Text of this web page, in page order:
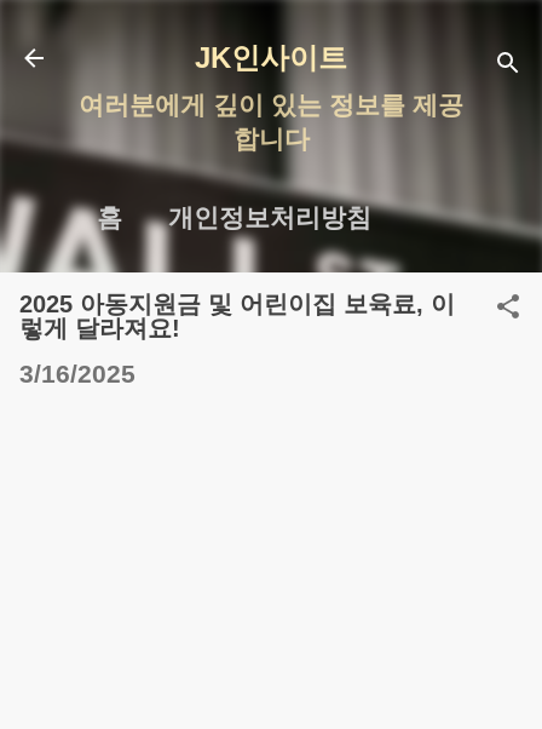
JK인사이트
여러분에게 깊이 있는 정보를 제공
합니다
홈 개인정보처리방침
2025 아동지원금 및 어린이집 보육료, 이
렇게 달라져요!
3/16/2025